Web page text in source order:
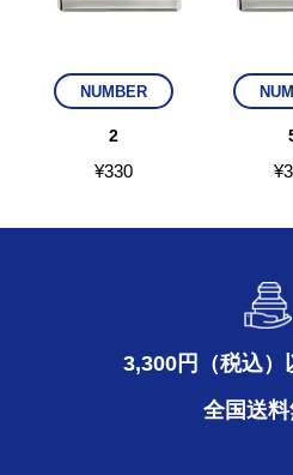
NUMBER
2
¥330 ¥
3,300円（税込）
全国送